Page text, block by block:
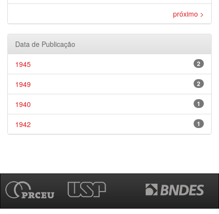
próximo >
Data de Publicação
2
1945
2
1949
1
1940
1
1942